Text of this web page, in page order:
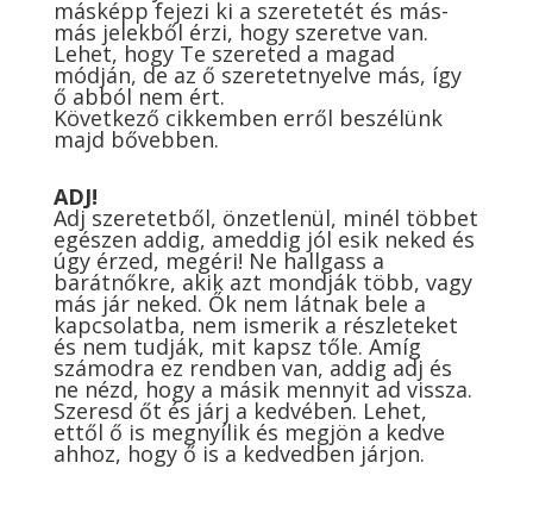
másképp fejezi ki a szeretetét és más-
más jelekből érzi, hogy szeretve van.
Lehet, hogy Te szereted a magad
módján, de az ő szeretetnyelve más, így
ő abból nem ért.
Következő cikkemben erről beszélünk
majd bővebben.
ADJ!
Adj szeretetből, önzetlenül, minél többet
egészen addig, ameddig jól esik neked és
úgy érzed, megéri! Ne hallgass a
barátnőkre, akik azt mondják több, vagy
más jár neked. Ők nem látnak bele a
kapcsolatba, nem ismerik a részleteket
és nem tudják, mit kapsz tőle. Amíg
számodra ez rendben van, addig adj és
ne nézd, hogy a másik mennyit ad vissza.
Szeresd őt és járj a kedvében. Lehet,
ettől ő is megnyílik és megjön a kedve
ahhoz, hogy ő is a kedvedben járjon.